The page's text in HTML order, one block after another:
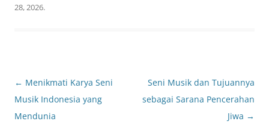
28, 2026.
Post
navigation
← Menikmati Karya Seni
Musik Indonesia yang
Mendunia
Seni Musik dan Tujuannya
sebagai Sarana Pencerahan
Jiwa →